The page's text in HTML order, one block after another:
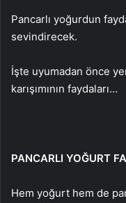
Pancarlı yoğurdun
sevindirecek.
İşte uyumadan önce
karışımının faydaları…
PANCARLI YOĞURT
Hem yoğurt hem de